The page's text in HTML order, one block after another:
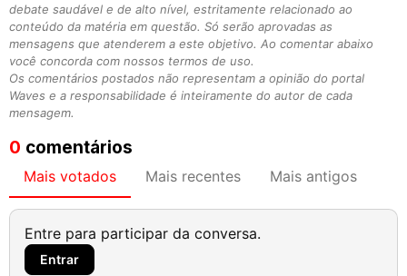
debate saudável e de alto nível, estritamente relacionado ao
conteúdo da matéria em questão. Só serão aprovadas as
mensagens que atenderem a este objetivo. Ao comentar abaixo
você concorda com nossos termos de uso.
Os comentários postados não representam a opinião do portal
Waves e a responsabilidade é inteiramente do autor de cada
mensagem.
0 comentários
Mais votados Mais recentes Mais antigos
Entre para participar da conversa.
Entrar